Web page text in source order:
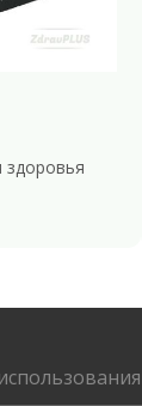
здоровья